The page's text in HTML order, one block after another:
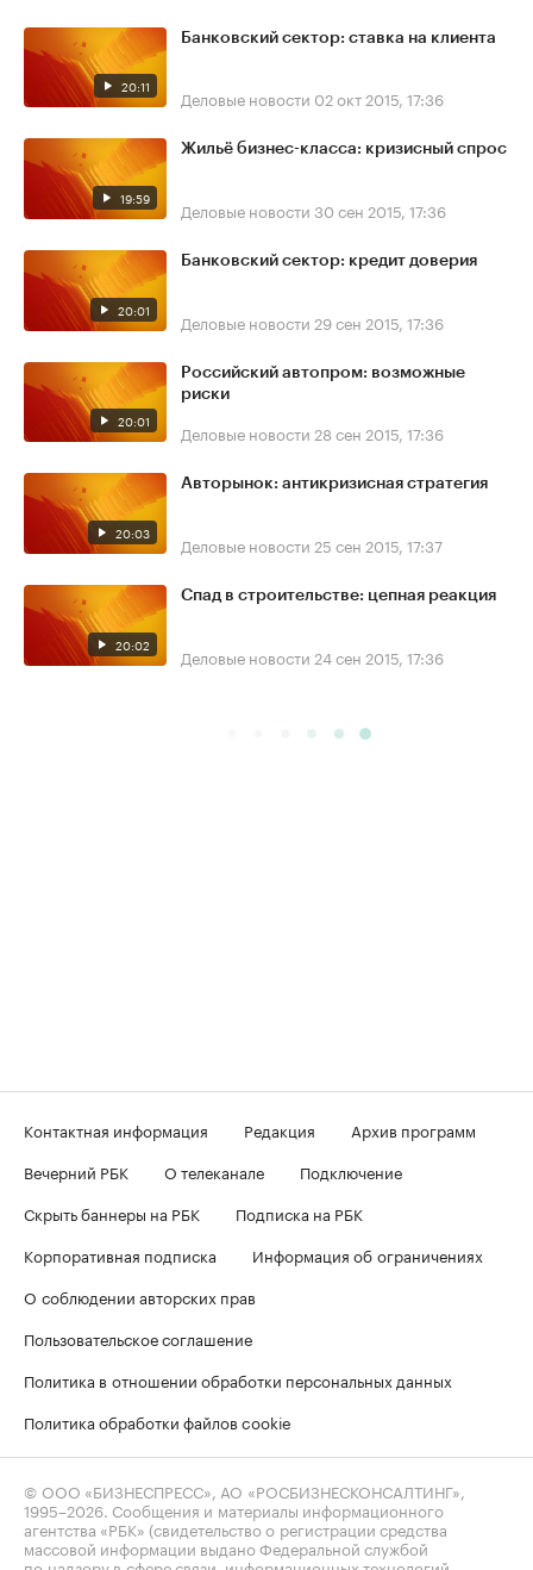
20:11
Банковский сектор: ставка на клиента
Деловые новости 02 окт 2015, 17:36
19:59
Жильё бизнес-класса: кризисный спрос
Деловые новости 30 сен 2015, 17:36
20:01
Банковский сектор: кредит доверия
Деловые новости 29 сен 2015, 17:36
20:01
Российский автопром: возможные
риски
Деловые новости 28 сен 2015, 17:36
20:03
Авторынок: антикризисная стратегия
Деловые новости 25 сен 2015, 17:37
20:02
Спад в строительстве: цепная реакция
Деловые новости 24 сен 2015, 17:36
Контактная информация Редакция
Архив программ
Вечерний РБК
О телеканале
Подключение
Скрыть баннеры на РБК
Подписка на РБК
Корпоративная подписка
Информация об ограничениях
О соблюдении авторских прав
Пользовательское соглашение
Политика в отношении обработки персональных данных
Политика обработки файлов cookie
© ООО «БИЗНЕСПРЕСС», АО «РОСБИЗНЕСКОНСАЛТИНГ»,
1995–2026 . Сообщения и материалы информационного
агентства «РБК» (свидетельство о регистрации средства
массовой информации выдано Федеральной службой